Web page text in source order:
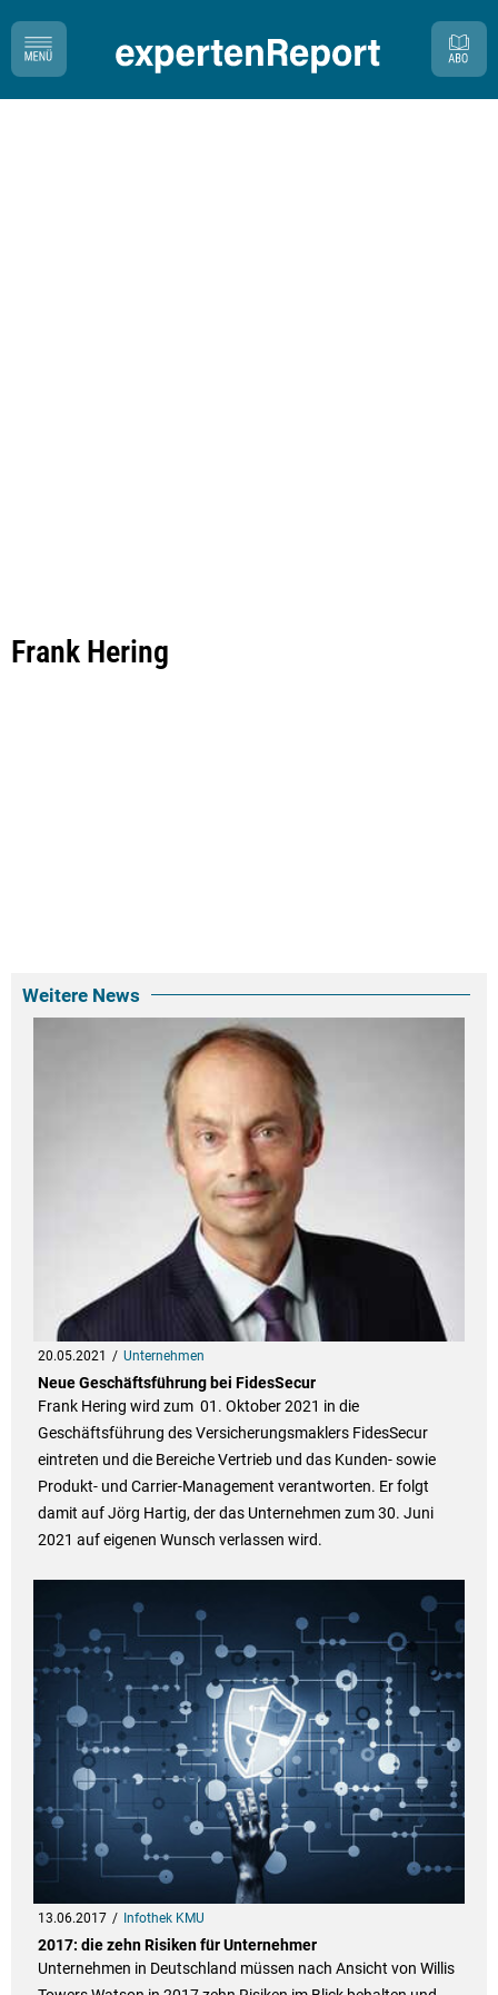
Frank Hering
Weitere News
20.05.2021 Unternehmen
Neue Geschäftsführung bei FidesSecur
Frank Hering wird zum 01. Oktober 2021 in die
Geschäftsführung des Versicherungsmaklers FidesSecur
eintreten und die Bereiche Vertrieb und das Kunden- sowie
Produkt- und Carrier-Management verantworten. Er folgt
damit auf Jörg Hartig, der das Unternehmen zum 30. Juni
2021 auf eigenen Wunsch verlassen wird.
13.06.2017 Infothek KMU
2017: die zehn Risiken für Unternehmer
Unternehmen in Deutschland müssen nach Ansicht von Willis